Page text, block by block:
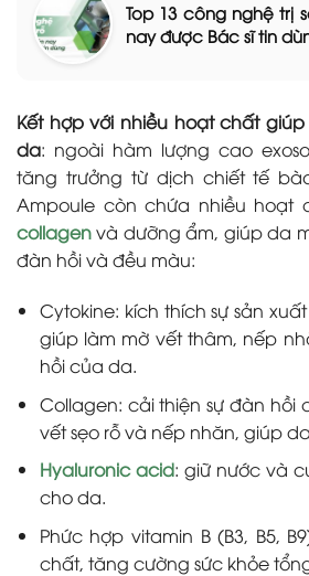
Top 13 công nghệ trị
nay được Bác sĩ tin
Kết hợp với nhiều hoạt chất
da: ngoài hàm lượng cao
tăng trưởng từ dịch chiết tế bào
Ampoule còn chứa nhiều hoạt
collagenvà dưỡng ẩm, giúp da
đàn hồi và đều màu:
Cytokine: kích thích sự sản
giúp làm mờ vết thâm, nếp
hồi của da.
Collagen: cải thiện sự đàn hồi
vết sẹo rỗ và nếp nhăn, giúp
Hyaluronic acid: giữ nước và
cho da.
Phức hợp vitamin B (B3, B5,
chất, tăng cường sức khỏe